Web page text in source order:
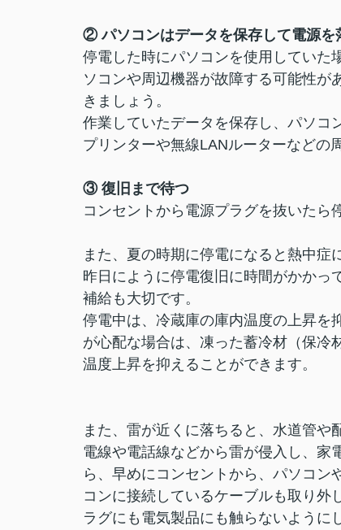
② パソコンはデータを保存して電源を
停電した時にパソコンを使用していた
ソコンや周辺機器が故障する可能性が
きましょう。
作業していたデータを保存し、パソコ
プリンターや無線LANルーターなどの
③ 復旧まで待つ
コンセントから電源プラグを抜いたら
また、夏の時期に停電になると熱中症
昨日にように停電復旧に時間がかかっ
補給も大切です。
停電中は、冷蔵庫の庫内温度の上昇を
が心配な場合は、凍った蓄冷材（保冷
温度上昇を抑えることができます。
また、雷が近くに落ちると、水道管や
電線や電話線などから雷が侵入し、家
ら、早めにコンセントから、パソコン
コンに接続しているケーブルも取り外
ラグにも電気製品にも触らないように